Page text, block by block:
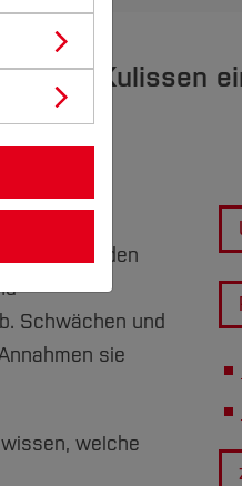
die Kulissen
Was mit den
Schwächen und
sie
welche